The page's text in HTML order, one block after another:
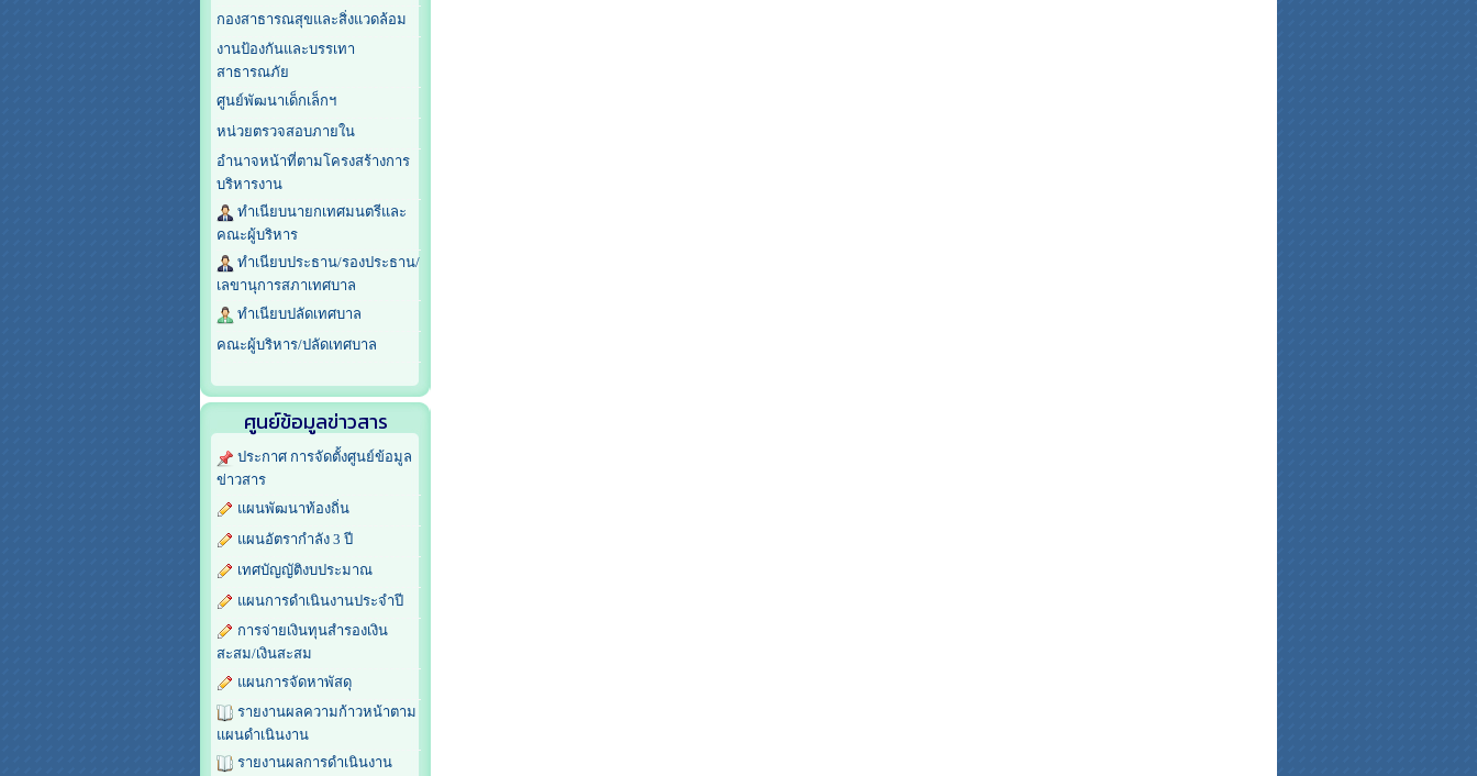
กองสาธารณสุขและสิ่งแวดล้อม
งานป้องกันและบรรเทา
สาธารณภัย
ศูนย์พัฒนาเด็กเล็กฯ
หน่วยตรวจสอบภายใน
อำนาจหน้าที่ตามโครงสร้างการ
บริหารงาน
ทำเนียบนายกเทศมนตรีและ
คณะผู้บริหาร
ทำเนียบประธาน/รองประธาน/
เลขานุการสภาเทศบาล
ทำเนียบปลัดเทศบาล
คณะผู้บริหาร/ปลัดเทศบาล
ศูนย์ข้อมูลข่าวสาร
ประกาศ การจัดตั้งศูนย์ข้อมูล
ข่าวสาร
แผนพัฒนาท้องถิ่น
แผนอัตรากำลัง 3 ปี
เทศบัญญัติงบประมาณ
แผนการดำเนินงานประจำปี
การจ่ายเงินทุนสำรองเงิน
สะสม/เงินสะสม
แผนการจัดหาพัสดุ
รายงานผลความก้าวหน้าตาม
แผนดำเนินงาน
รายงานผลการดำเนินงาน